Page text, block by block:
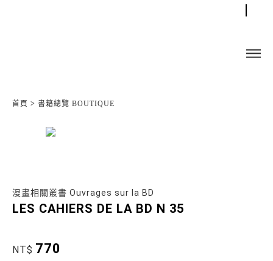
首頁 > 書籍總覽 BOUTIQUE
漫畫相關叢書 Ouvrages sur la BD
LES CAHIERS DE LA BD N 35
NT$ 770